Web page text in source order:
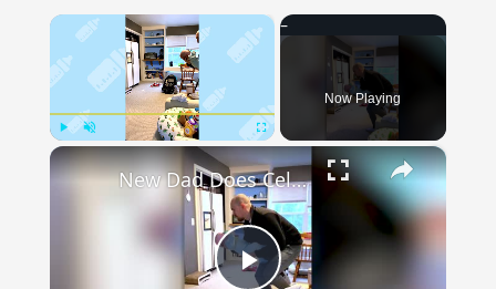
×
Fullscreen
Now Playing
×
New Dad Does Celebratory Dance After Putting Baby To Sleep | Happily TV